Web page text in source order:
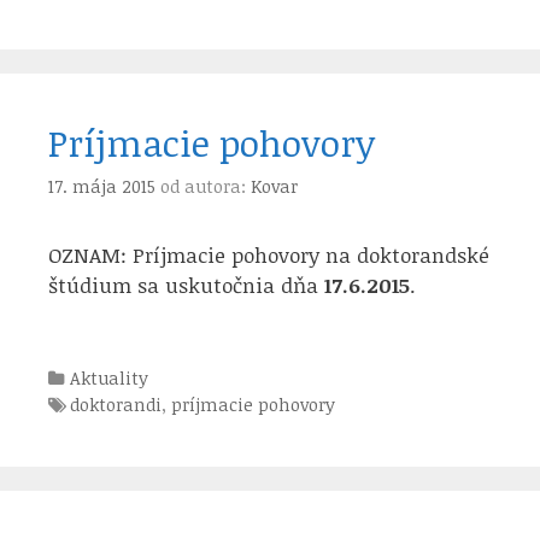
Príjmacie pohovory
17. mája 2015 od autora: Kovar
OZNAM: Príjmacie pohovory na doktorandské
štúdium sa uskutočnia dňa 17.6.2015.
Kategórie
Aktuality
Štítky
doktorandi, príjmacie pohovory